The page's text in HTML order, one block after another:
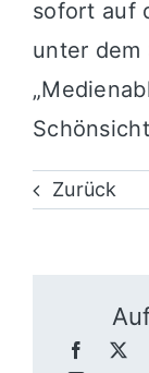
sofort auf
unter
Zurück